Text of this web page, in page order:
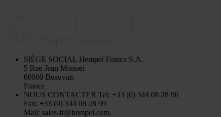
SIÈGE SOCIAL Hempel France S.A.
5 Rue Jean Monnet
60000 Beauvais
France
NOUS CONTACTER Tel: +33 (0) 344 08 28 90
Fax: +33 (0) 344 08 28 99
Mail: sales-fr@hempel.com